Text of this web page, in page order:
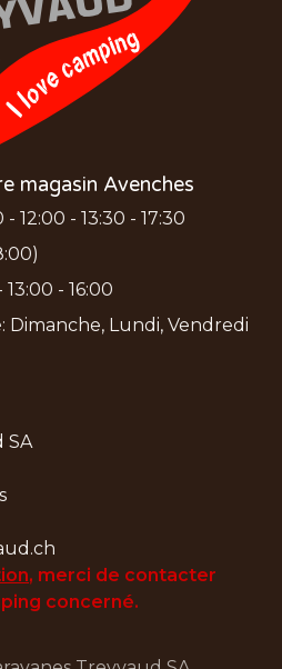
magasin Avenches
12:00 - 13:30 - 17:30
- 16:00
Dimanche, Lundi, Vendredi
SA
, merci de contacter
concerné.